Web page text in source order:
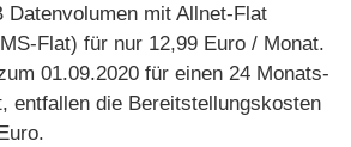
Datenvolumen mit Allnet-Flat
Flat) für nur 12,99 Euro / Monat.
01.09.2020 für einen 24 Monats-
entfallen die Bereitstellungskosten